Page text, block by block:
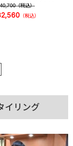
（税込）
（税込）
イリング